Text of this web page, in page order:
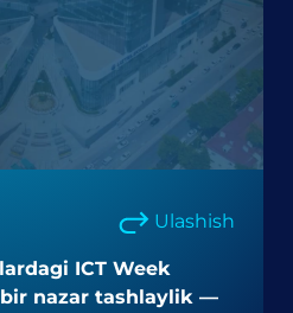
Ulashish
ICT Week
nazar tashlaylik —